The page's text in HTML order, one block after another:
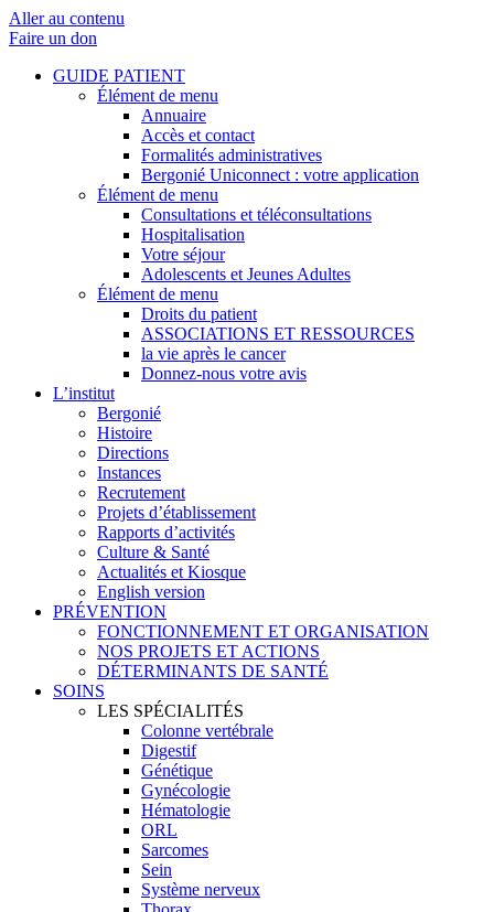
Aller au contenu
Faire un don
GUIDE PATIENT
Élément de menu
Annuaire
Accès et contact
Formalités administratives
Bergonié Uniconnect : votre application
Élément de menu
Consultations et téléconsultations
Hospitalisation
Votre séjour
Adolescents et Jeunes Adultes
Élément de menu
Droits du patient
ASSOCIATIONS ET RESSOURCES
la vie après le cancer
Donnez-nous votre avis
L’institut
Bergonié
Histoire
Directions
Instances
Recrutement
Projets d’établissement
Rapports d’activités
Culture & Santé
Actualités et Kiosque
English version
PRÉVENTION
FONCTIONNEMENT ET ORGANISATION
NOS PROJETS ET ACTIONS
DÉTERMINANTS DE SANTÉ
SOINS
LES SPÉCIALITÉS
Colonne vertébrale
Digestif
Génétique
Gynécologie
Hématologie
ORL
Sarcomes
Sein
Système nerveux